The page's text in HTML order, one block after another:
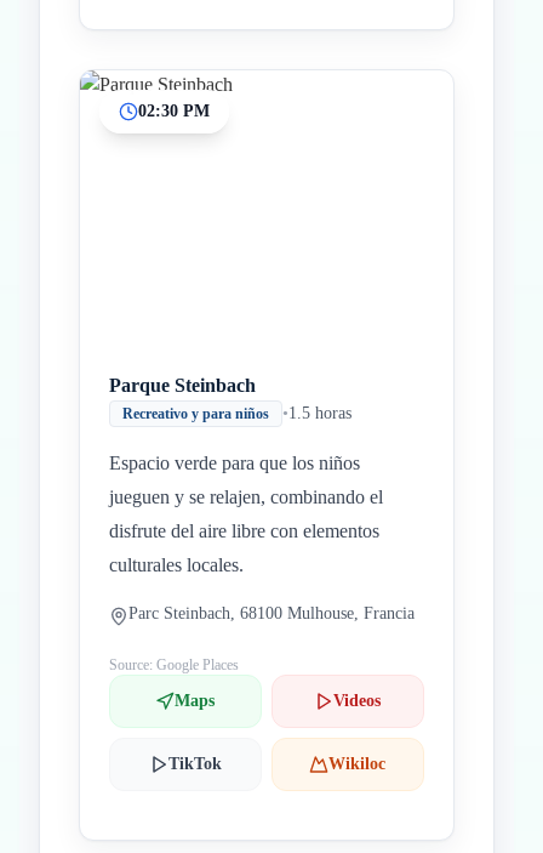
02:30 PM
Parque Steinbach
Recreativo y para niños •1.5 horas
Espacio verde para que los niños
jueguen y se relajen, combinando el
disfrute del aire libre con elementos
culturales locales.
Parc Steinbach, 68100 Mulhouse, Francia
Source: Google Places
Maps Videos
TikTok Wikiloc